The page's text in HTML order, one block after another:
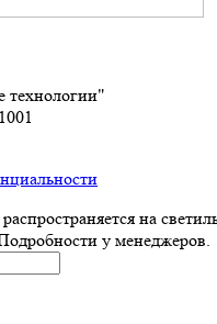
на
у менеджеров.